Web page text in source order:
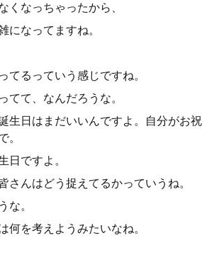
くなっちゃったから、
になってますね。
てるっていう感じですね。
てて、なんだろうな。
生日はまだいいんですよ。自分がお祝
。
日ですよ。
さんはどう捉えてるかっていうね。
な。
何を考えようみたいなね。